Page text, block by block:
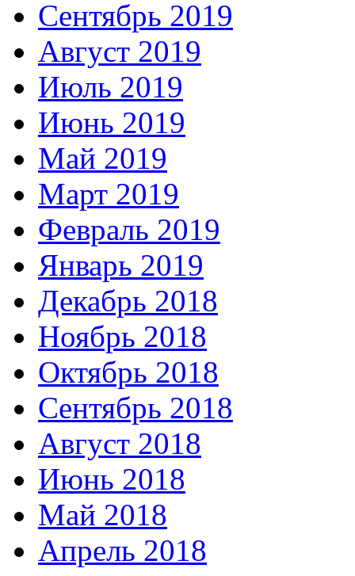
Сентябрь 2019
Август 2019
Июль 2019
Июнь 2019
Май 2019
Март 2019
Февраль 2019
Январь 2019
Декабрь 2018
Ноябрь 2018
Октябрь 2018
Сентябрь 2018
Август 2018
Июнь 2018
Май 2018
Апрель 2018